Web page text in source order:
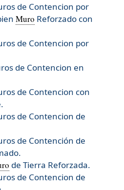
de Contencion por
Muro Reforzado con
de Contencion por
de Contencion en
de Contencion con
de Contencion de
de Contención de
de Tierra Reforzada.
de Contencion de